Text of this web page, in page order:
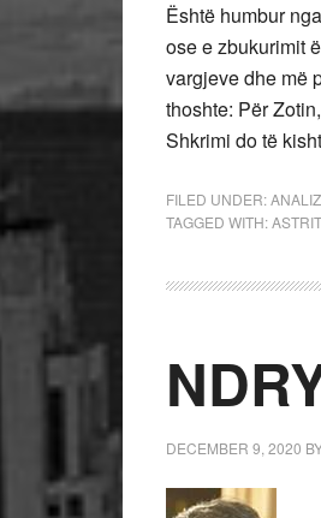
Është humbur
ose e zbukurimit
vargjeve dhe më
thoshte: Për
Shkrimi do të
FILED UNDER:
TAGGED WITH:
DECEMBER 9, 2020